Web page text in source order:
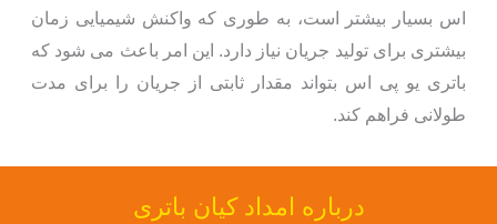
اس بسیار بیشتر است، به طوری که واکنش شیمیایی زمان
بیشتری برای تولید جریان نیاز دارد. این امر باعث می شود که
باتری یو پی اس بتواند مقدار ثابتی از جریان را برای مدت
طولانی فراهم کند.
درباره امداد کیان باتری